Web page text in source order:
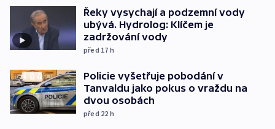
Řeky vysychají a podzemní vody
ubývá. Hydrolog: Klíčem je
zadržování vody
před 17 h
Policie vyšetřuje pobodání v
Tanvaldu jako pokus o vraždu na
dvou osobách
před 22 h